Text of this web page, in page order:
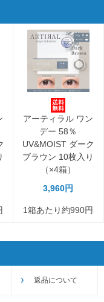
アーティラル ワン
デー 58％
UV&MOIST ダーク
ブラウン 10枚入り
（×4箱）
3,960円
1箱あたり約990円
返品について